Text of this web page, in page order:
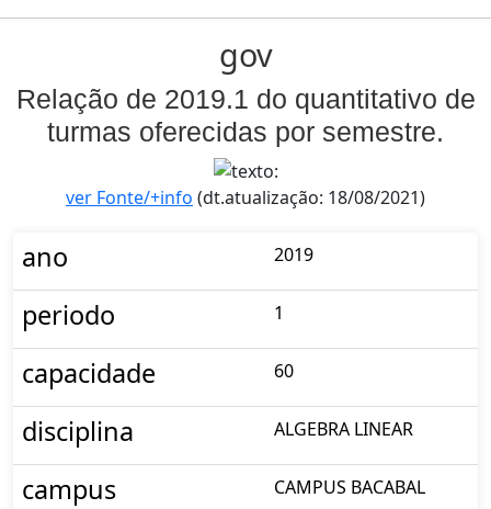
gov
Relação de 2019.1 do quantitativo de
turmas oferecidas por semestre.
ver Fonte/+info (dt.atualização: 18/08/2021)
ano 2019
periodo 1
capacidade 60
disciplina ALGEBRA LINEAR
campus CAMPUS BACABAL